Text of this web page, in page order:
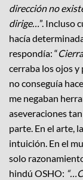
dirección no
dirige…”. Incluso
hacía
respondía: “
cerraba los ojos y
no conseguía
me negaban
aseveraciones
parte. En el arte,
intuición. En el
solo
hindú OSHO: